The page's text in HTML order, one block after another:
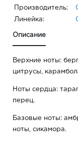
Производитель:
Линейка:
Описание
Верхние ноты:
цитрусы,
Ноты сердца:
перец.
Базовые ноты:
ноты, сикамора.